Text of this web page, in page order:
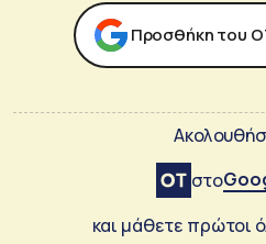
Προσθήκη του
στο
και μάθετε πρώτοι